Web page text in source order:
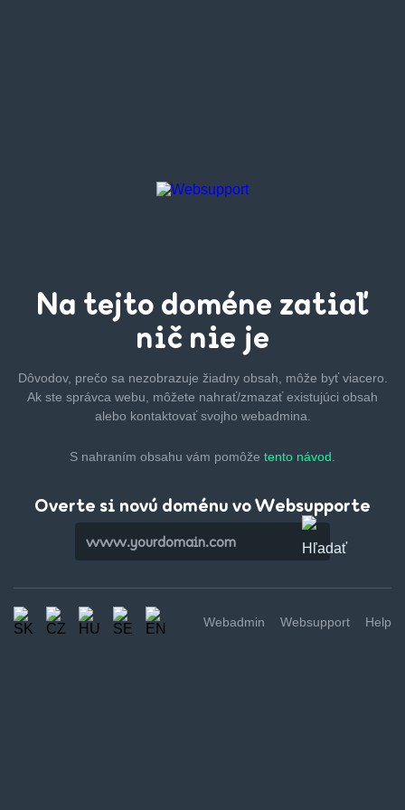
Na tejto doméne zatiaľ
nič nie je
Dôvodov, prečo sa nezobrazuje žiadny obsah, môže byťviacero.
Ak ste správca webu, môžete nahrať/zmazaťexistujúci obsah
alebo kontaktovať svojho webadmina.
S nahraním obsahu vám pomôže tento návod.
Overte si novú doménu vo Websupporte
Webadmin Websupport Help